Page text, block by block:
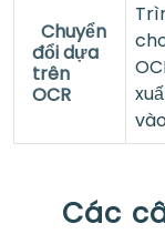
Chuyển
đổi dựa
trên
OCR
Các